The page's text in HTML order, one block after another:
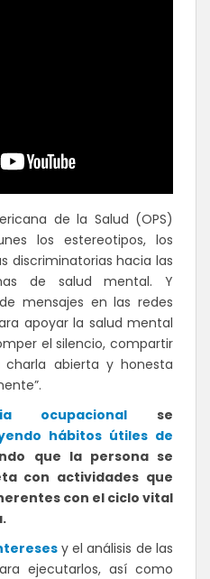
de la Salud (OPS)
los estereotipos, los
discriminatorias hacia las
de salud mental. Y
mensajes en las redes
apoyar la salud mental
el silencio, compartir
abierta y honesta
ocupacional se
hábitos útiles de
que la persona se
con actividades que
con el ciclo vital
y el análisis de las
ejecutarlos, así como